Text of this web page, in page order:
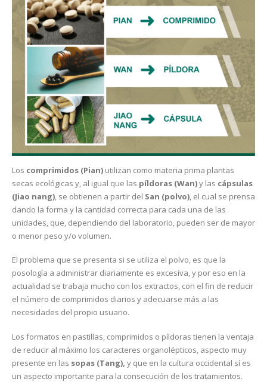
Los comprimidos (Pian) utilizan como materia prima plantas
secas ecológicas y, al igual que las píldoras (Wan)y las cápsulas
(Jiao nang), se obtienen a partir del San (polvo), el cual se prensa
dando la forma y la cantidad correcta para cada una de las
unidades, que, dependiendo del laboratorio, pueden ser de mayor
o menor peso y/o volumen.
El problema que se presenta si se utiliza el polvo, es que la
posología a administrar diariamente es excesiva, y por eso en la
actualidad se trabaja mucho con los extractos, con el fin de reducir
el número de comprimidos diarios y adecuarse más a las
necesidades del propio usuario.
Los formatos en pastillas, comprimidos o píldoras tienen la ventaja
de reducir al máximo los caracteres organolépticos, aspecto muy
presente en las sopas (Tang), y que en la cultura occidental sí es
un aspecto importante para la consecución de los tratamientos.